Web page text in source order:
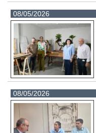
08/05/2026
08/05/2026